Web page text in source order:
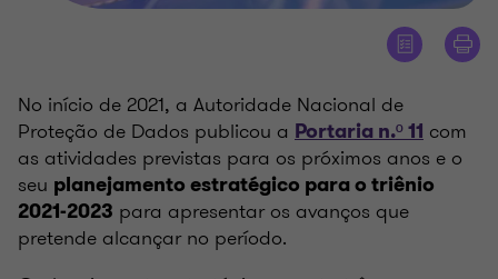
No início de 2021, a Autoridade Nacional de
Proteção de Dados publicou a Portaria n.º 11 com
as atividades previstas para os próximos anos e o
seu planejamento estratégico para o triênio
2021-2023 para apresentar os avanços que
pretende alcançar no período.